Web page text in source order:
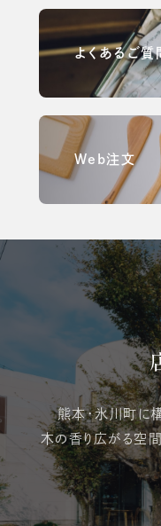
よくあるご質
Web注文
熊本・氷川町に
木の香り広がる空